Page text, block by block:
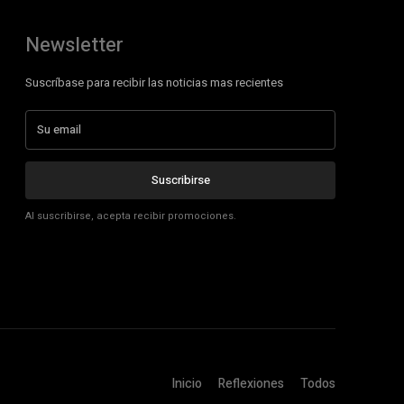
Newsletter
Suscríbase para recibir las noticias mas recientes
Suscribirse
Al suscribirse, acepta recibir promociones.
Inicio Reflexiones Todos